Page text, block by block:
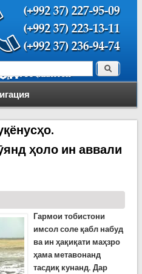
поиска Поиск
ҳоло ин аввали
Гармои тобистони
имсол соле қабл набуд
ва ин ҳақиқати маҳзро
ҳама метавонанд
тасдиқ кунанд. Дар